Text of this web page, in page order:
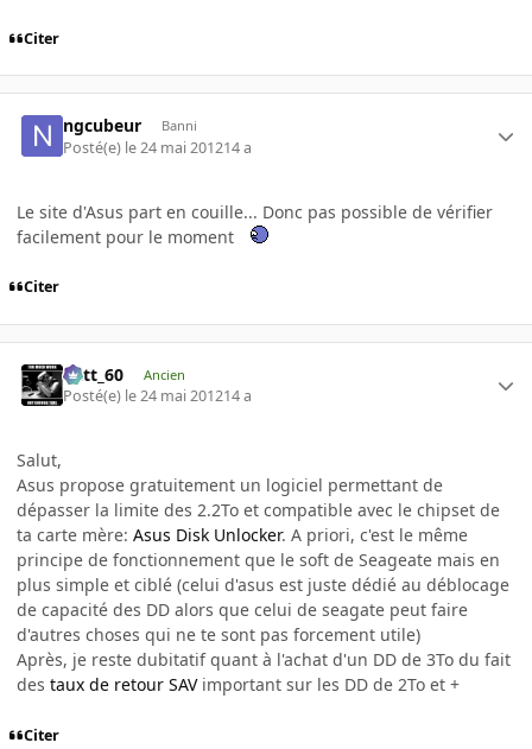
Citer
ngcubeur Banni
Posté(e) le 24 mai 201214 a
Le site d'Asus part en couille... Donc pas possible de vérifier
facilement pour le moment
Citer
Batt_60 Ancien
Posté(e) le 24 mai 201214 a
Salut,
Asus propose gratuitement un logiciel permettant de
dépasser la limite des 2.2To et compatible avec le chipset de
ta carte mère: Asus Disk Unlocker. A priori, c'est le même
principe de fonctionnement que le soft de Seageate mais en
plus simple et ciblé (celui d'asus est juste dédié au déblocage
de capacité des DD alors que celui de seagate peut faire
d'autres choses qui ne te sont pas forcement utile)
Après, je reste dubitatif quant à l'achat d'un DD de 3To du fait
des taux de retour SAVimportant sur les DD de 2To et +
Citer